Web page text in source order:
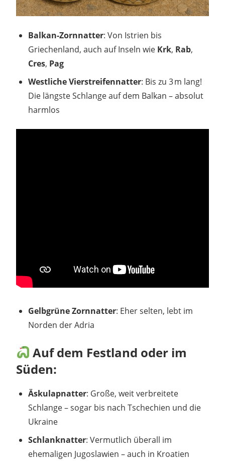
Balkan-Zornnatter: Von Istrien bis
Griechenland, auch auf Inseln wie Krk, Rab,
Cres, Pag
Westliche Vierstreifennatter: Bis zu 3 m lang!
Die längste Schlange auf dem Balkan – absolut
harmlos
Gelbgrüne Zornnatter: Eher selten, lebt im
Norden der Adria
Auf dem Festland oder im
Süden:
Äskulapnatter: Große, weit verbreitete
Schlange – sogar bis nach Tschechien und die
Ukraine
Schlanknatter: Vermutlich überall im
ehemaligen Jugoslawien – auch in Kroatien